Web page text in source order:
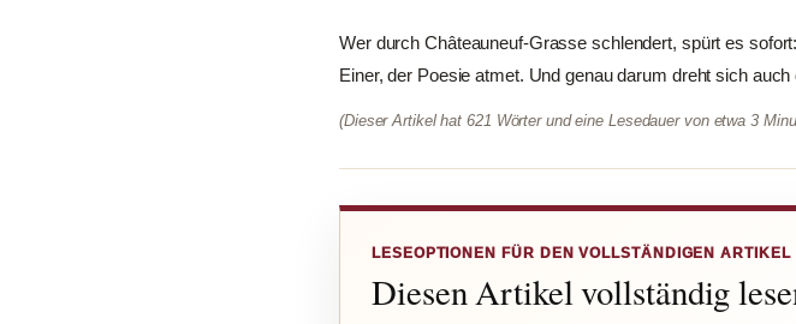
Wer durch Châteauneuf-Grasse schlendert, spürt es
Einer, der Poesie atmet. Und genau darum dreht sich
(Dieser Artikel hat 621 Wörter und eine Lesedauer von etwa 3
LESEOPTIONEN FÜR DEN VOLLSTÄNDIGEN ARTIKEL
Diesen Artikel vollständig